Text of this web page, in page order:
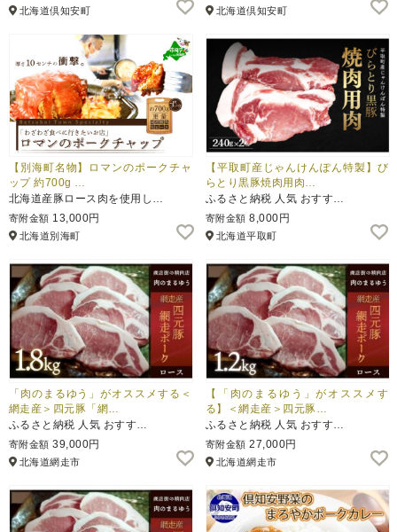
北海道倶知安町 北海道倶知安町
【別海町名物】ロマンのポークチャ
ップ 約700g …
北海道産豚ロース肉を使用し…
寄附金額 13,000円
北海道別海町
【平取町産じゃんけんぽん特製】び
らとり黒豚焼肉用肉…
ふるさと納税 人気 おすす…
寄附金額 8,000円
北海道平取町
「肉のまるゆう」がオススメする＜
網走産＞四元豚「網…
ふるさと納税 人気 おすす…
寄附金額 39,000円
北海道網走市
【「肉のまるゆう」がオススメす
る】＜網走産＞四元豚…
ふるさと納税 人気 おすす…
寄附金額 27,000円
北海道網走市